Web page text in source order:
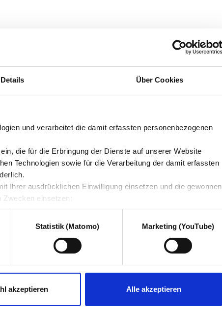
Details Über Cookies
und verarbeitet die damit erfassten personenbezogenen
die für die Erbringung der Dienste auf unserer Website
Technologien sowie für die Verarbeitung der damit erfassten
Ihrer ausdrücklichen Einwilligung einsetzen und die gewonnen
Zwecken einsetzen:
Statistik (Matomo) Marketing (YouTube)
akzeptieren Alle akzeptieren